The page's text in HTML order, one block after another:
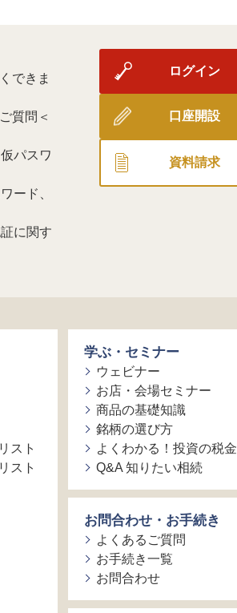
できま
質問＜
パスワ
ード、
に関す
ログイン
口座開設
資料請求
スト
スト
学ぶ・セミナー
ウェビナー
お店・会場セミナー
商品の基礎知識
銘柄の選び方
よくわかる！投資の税金
Q&A 知りたい相続
お問合わせ・お手続き
よくあるご質問
お手続き一覧
お問合わせ